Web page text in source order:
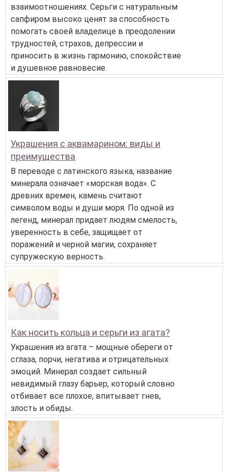
взаимоотношениях. Серьги с натуральным
сапфиром высоко ценят за способность
помогать своей владелице в преодолении
трудностей, страхов, депрессии и
приносить в жизнь гармонию, спокойствие
и душевное равновесие.
Украшения с аквамарином: виды и
преимущества
В переводе с латинского языка, название
минерала означает «морская вода». С
древних времен, камень считают
символом воды и души моря. По одной из
легенд, минерал придает людям смелость,
уверенность в себе, защищает от
поражений и черной магии, сохраняет
супружескую верность.
Как носить кольца и серьги из агата?
Украшения из агата – мощные обереги от
сглаза, порчи, негатива и отрицательных
эмоций. Минерал создает сильный
невидимый глазу барьер, который словно
отбивает все плохое, впитывает гнев,
злость и обиды.